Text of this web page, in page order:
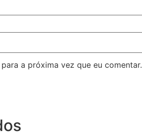
a próxima vez que eu comentar.